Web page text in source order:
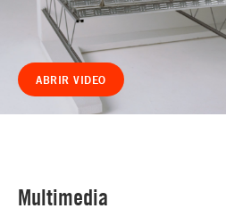
ABRIR VIDEO
Multimedia